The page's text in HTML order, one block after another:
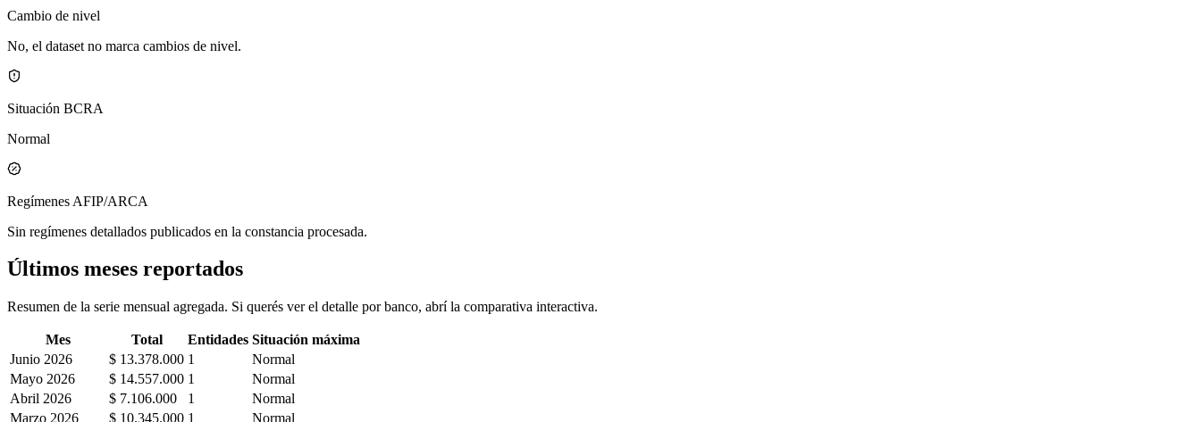
Cambio de nivel
No, el dataset no marca cambios de nivel.
Situación BCRA
Normal
Regímenes AFIP/ARCA
Sin regímenes detallados publicados en la constancia procesada.
Últimos meses reportados
Resumen de la serie mensual agregada. Si querés ver el detalle por banco, abrí la comparativa interactiva.
Mes Total Entidades Situación máxima
Junio 2026
$ 13.378.000 1
Normal
Mayo 2026
$ 14.557.000 1
Normal
Abril 2026
$ 7.106.000 1
Normal
Marzo 2026
$ 10.345.000 1 Normal